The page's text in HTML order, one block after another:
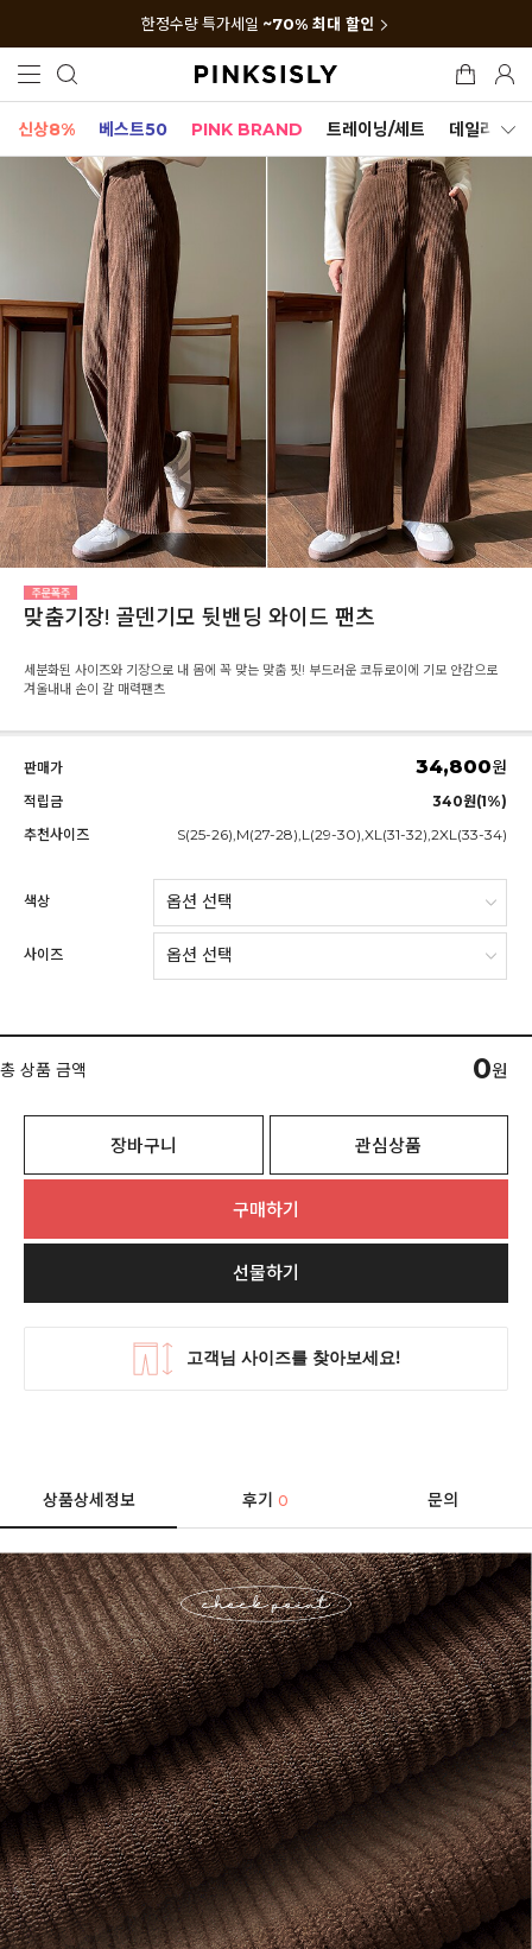
한정수량 특가세일 ~70% 최대 할인
신상8% 베스트50 PINK BRAND 트레이닝/세트 데일리세트
맞춤기장! 골덴기모 뒷밴딩 와이드 팬츠
세분화된 사이즈와 기장으로 내 몸에 꼭 맞는 맞춤 핏! 부드러운 코듀로이에 기모 안감으로
겨울내내 손이 갈 매력팬츠
판매가 34,800원
적립금
340원(1%)
추천사이즈
S(25-26),M(27-28),L(29-30),XL(31-32),2XL(33-34)
색상
사이즈
총 상품 금액 0원
장바구니 관심상품
구매하기
선물하기
상품상세정보 후기0 문의